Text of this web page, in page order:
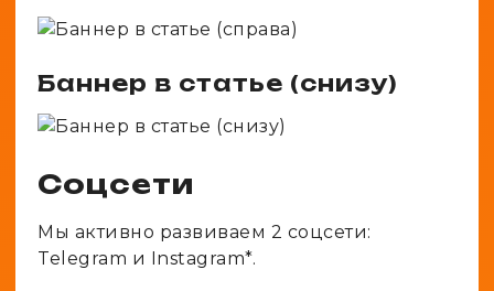
Баннер в статье (снизу)
Соцсети
Мы активно развиваем 2 соцсети:
Telegram и Instagram*.